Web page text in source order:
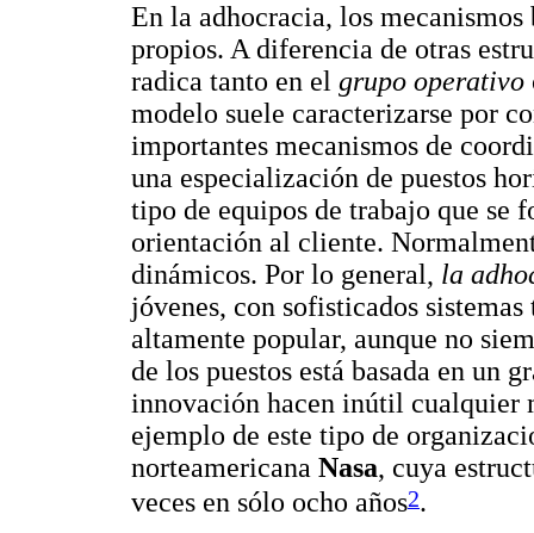
En la adhocracia, los mecanismos
propios. A diferencia de otras
radica tanto en el grupo operativo
modelo suele caracterizarse por
importantes mecanismos de
una especialización de puestos
tipo de equipos de trabajo que se
orientación al cliente.
dinámicos. Por lo general, la
jóvenes, con sofisticados
altamente popular, aunque no
de los puestos está basada en un
innovación hacen inútil cualquier
ejemplo de este tipo de
norteamericana Nasa, cuya
veces en sólo ocho años2.